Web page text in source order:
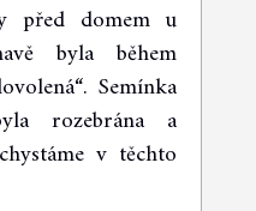
před domem u
byla během
Semínka
rozebrána a
v těchto